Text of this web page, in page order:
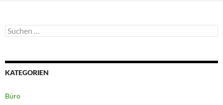
Suchen
nach:
KATEGORIEN
Büro